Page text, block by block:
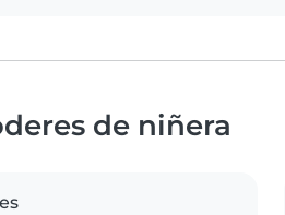
de niñera